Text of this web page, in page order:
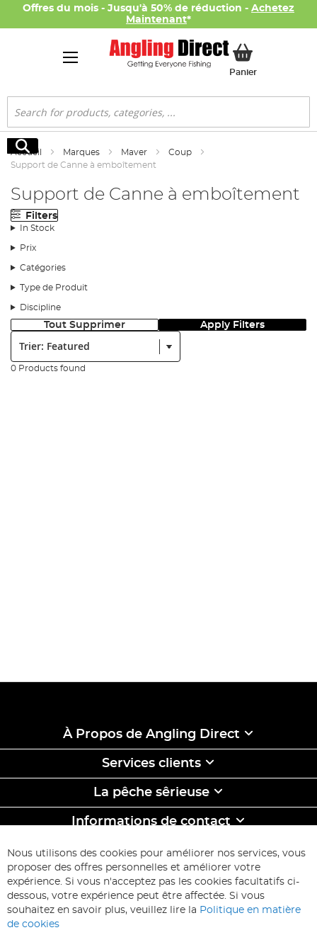
Offres du mois - Jusqu'à 50% de réduction - Achetez
Maintenant*
PanierMon panier
Rechercher
Rechercher
Accueil Marques Maver
Coup
Support de Canne à emboîtement
Support de Canne à emboîtement
Filters
In Stock
Prix
Catégories
Type de Produit
Discipline
Tout Supprimer Apply Filters
0 Products found
À Propos de Angling Direct
Services clients
La pêche sêrieuse
Informations de contact
ABONNEZ-VOUS & ECONOMISEZ
Inscription
à
d’information
:
Inscription
Nous utilisons des cookies pour améliorer nos services, vous
proposer des offres personnelles et améliorer votre
expérience. Si vous n'acceptez pas les cookies facultatifs ci-
dessous, votre expérience peut être affectée. Si vous
souhaitez en savoir plus, veuillez lire la Politique en matière
de cookies